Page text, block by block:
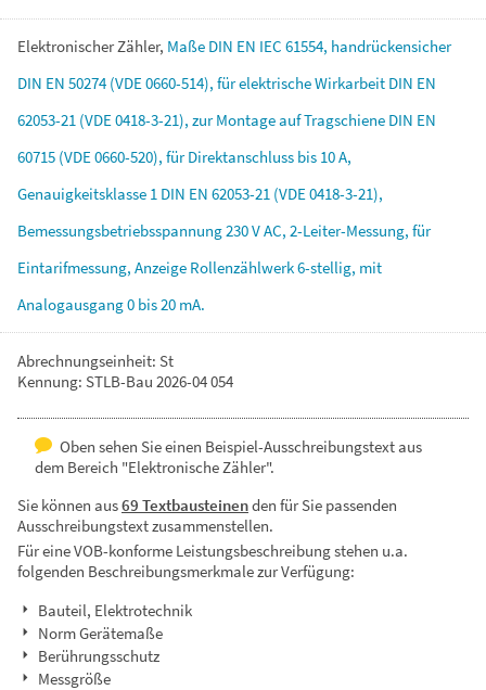
ElektronischerZähler, Maße DIN EN IEC 61554, handrückensicher
DIN EN 50274 (VDE0660-514), fürelektrischeWirkarbeit DIN EN
62053-21 (VDE0418-3-21), zurMontageaufTragschiene DIN EN
60715 (VDE0660-520), fürDirektanschluss bis 10A,
Genauigkeitsklasse 1 DIN EN 62053-21 (VDE0418-3-21),
Bemessungsbetriebsspannung230VAC, 2-Leiter-Messung, für
Eintarifmessung, Anzeige Rollenzählwerk6-stellig, mit
Analogausgang0 bis20 mA.
Abrechnungseinheit: St
Kennung: STLB-Bau 2026-04 054
Oben sehen Sie einen Beispiel-Ausschreibungstext aus
dem Bereich "Elektronische Zähler".
Sie können aus69 Textbausteinenden für Sie passenden
Ausschreibungstext zusammenstellen.
Für eine VOB-konforme Leistungsbeschreibung stehen u.a.
folgenden Beschreibungsmerkmale zur Verfügung:
Bauteil, Elektrotechnik
Norm Gerätemaße
Berührungsschutz
Messgröße